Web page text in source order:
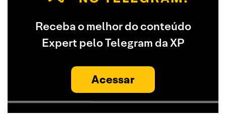
Receba o melhor do conteúdo
Expert pelo Telegram da XP
Acessar